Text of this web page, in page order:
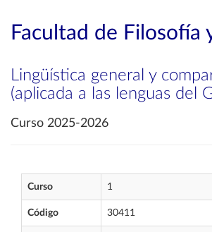
Facultad de Filosofía
Lingüística general y
(aplicada a las lenguas del
Curso 2025-2026
Curso 1
Código 30411